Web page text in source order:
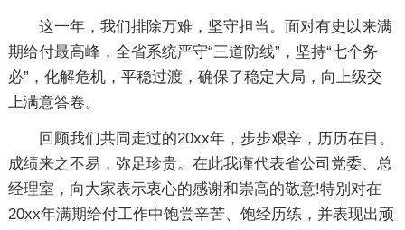
这一年，我们排除万难，坚守担当。面对有史以来满
期给付最高峰，全省系统严守“三道防线”，坚持“七个务
必”，化解危机，平稳过渡，确保了稳定大局，向上级交
上满意答卷。
回顾我们共同走过的20xx年，步步艰辛，历历在目。
成绩来之不易，弥足珍贵。在此我谨代表省公司党委、总
经理室，向大家表示衷心的感谢和崇高的敬意!特别对在
20xx年满期给付工作中饱尝辛苦、饱经历练，并表现出顽